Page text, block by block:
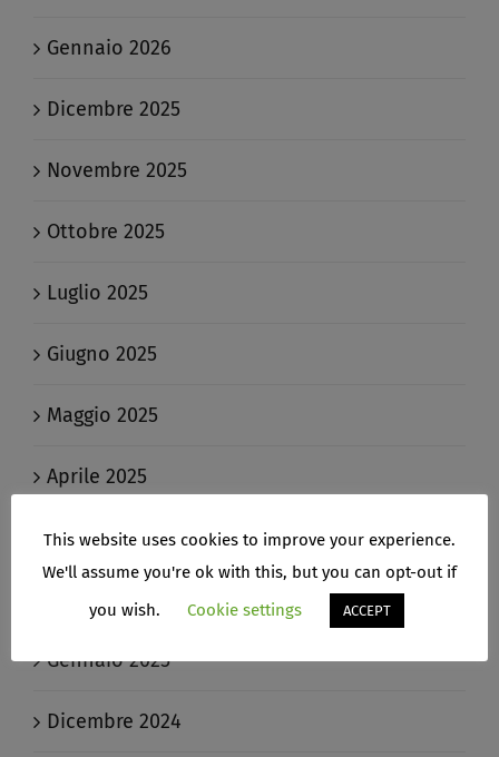
Gennaio 2026
Dicembre 2025
Novembre 2025
Ottobre 2025
Luglio 2025
Giugno 2025
Maggio 2025
Aprile 2025
Marzo 2025
Febbraio 2025
Gennaio 2025
Dicembre 2024
This website uses cookies to improve your experience.
We'll assume you're ok with this, but you can opt-out if
you wish.
Cookie settings ACCEPT